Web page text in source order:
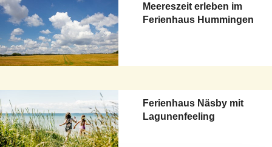
Meereszeit erleben im
Ferienhaus Hummingen
Ferienhaus Näsby mit
Lagunenfeeling